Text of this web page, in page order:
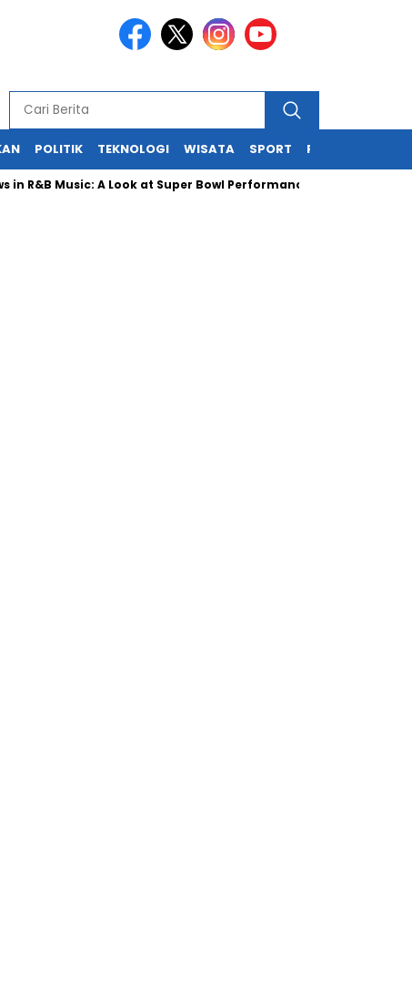
POLITIK TEKNOLOGI WISATA SPORT REDAKSI
Music: A Look at Super Bowl Performances, New Albums,